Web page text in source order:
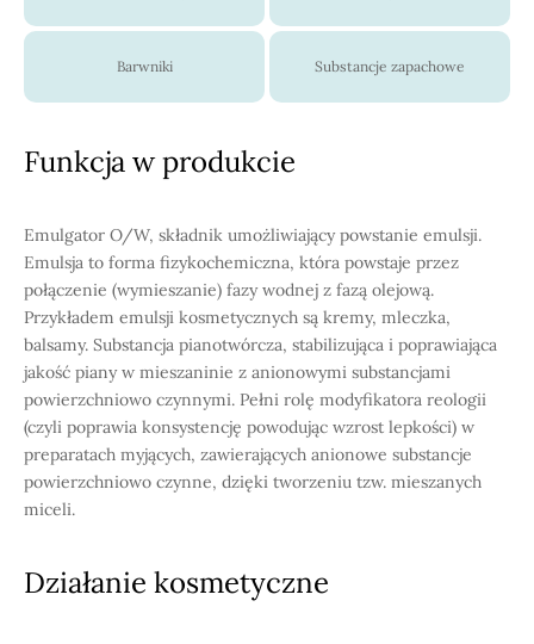
Barwniki Substancje zapachowe
Funkcja w produkcie
Emulgator O/W, składnik umożliwiający powstanie emulsji.
Emulsja to forma fizykochemiczna, która powstaje przez
połączenie (wymieszanie) fazy wodnej z fazą olejową.
Przykładem emulsji kosmetycznych są kremy, mleczka,
balsamy. Substancja pianotwórcza, stabilizująca i poprawiająca
jakość piany w mieszaninie z anionowymi substancjami
powierzchniowo czynnymi. Pełni rolę modyfikatora reologii
(czyli poprawia konsystencję powodując wzrost lepkości) w
preparatach myjących, zawierających anionowe substancje
powierzchniowo czynne, dzięki tworzeniu tzw. mieszanych
miceli.
Działanie kosmetyczne